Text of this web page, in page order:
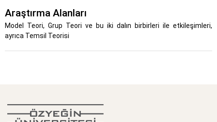
Araştırma Alanları
Model Teori, Grup Teori ve bu iki dalın birbirleri ile etkileşimleri,
ayrıca Temsil Teorisi